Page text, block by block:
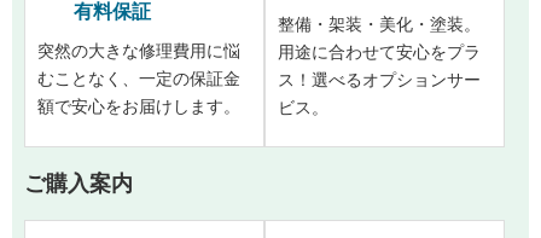
有料保証
突然の大きな修理費用に悩
むことなく、一定の保証金
額で安心をお届けします。
整備・架装・美化・塗装。
用途に合わせて安心をプラ
ス！選べるオプションサー
ビス。
ご購入案内